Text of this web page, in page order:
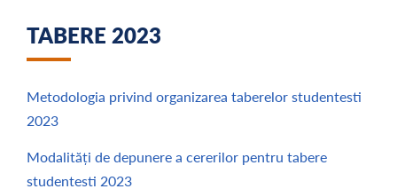
TABERE 2023
Metodologia privind organizarea taberelor studentesti
2023
Modalități de depunere a cererilor pentru tabere
studentesti 2023